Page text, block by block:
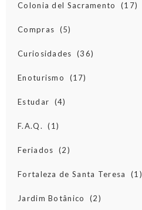
Colonia del Sacramento (17)
Compras (5)
Curiosidades (36)
Enoturismo (17)
Estudar (4)
F.A.Q. (1)
Feriados (2)
Fortaleza de Santa Teresa (1)
Jardim Botânico (2)